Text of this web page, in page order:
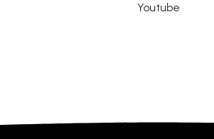
Youtube